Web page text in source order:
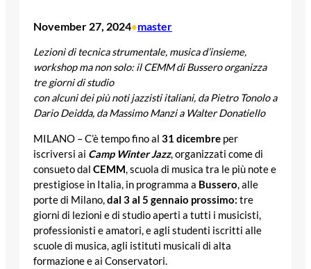
November 27, 2024•master
Lezioni di tecnica strumentale, musica d’insieme,
workshop ma non solo:ilCEMMdi Bussero organizza
tre giorni di studio
con alcuni dei più noti jazzisti italiani, da Pietro Tonolo a
Dario Deidda, da Massimo Manzi a Walter Donatiello
MILANO – C’è tempo fino al 31 dicembre per
iscriversi ai Camp Winter Jazz, organizzati come di
consueto dal CEMM, scuola di musica tra le più note e
prestigiose in Italia, in programma a Bussero, alle
porte di Milano,dal 3 al 5 gennaio prossimo: tre
giorni di lezioni e di studio aperti a tutti i musicisti,
professionisti e amatori, e agli studenti iscritti alle
scuole di musica, agli istituti musicali di alta
formazione e ai Conservatori.